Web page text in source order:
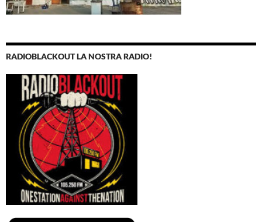
RADIOBLACKOUT LA NOSTRA RADIO!